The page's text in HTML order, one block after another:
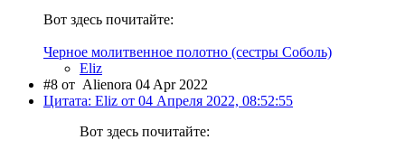
Вот здесь почитайте:
Черное молитвенное полотно (сестры Соболь)
Eliz
#8 от Alienora 04 Apr 2022
Цитата: Eliz от 04 Апреля 2022, 08:52:55
Вот здесь почитайте: